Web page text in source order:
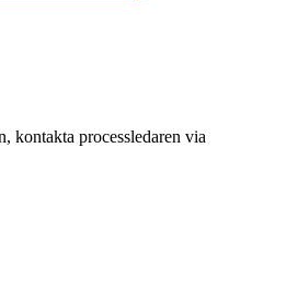
kontakta processledaren via